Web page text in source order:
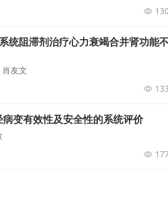
统阻滞剂治疗心力衰竭合并肾功能
友文
变有效性及安全性的系统评价